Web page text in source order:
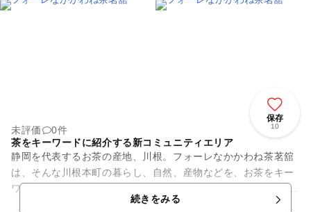
保存
10
未評価
0件
茶をキーワードに紹介する新コミュニティエリア
静岡を代表するお茶の産地、川根。フォーレなかかわね茶茗舘
は、そんな川根本町の暮らし、自然、産物などを、お茶をキー
ワードに紹介する新コミュニティエリアです。 地元の無垢林を
続きをみる